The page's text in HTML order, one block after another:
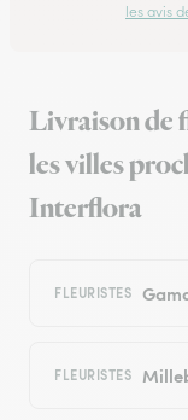
les avis
Livraison de
les villes
Interflora
FLEURISTES
FLEURISTES